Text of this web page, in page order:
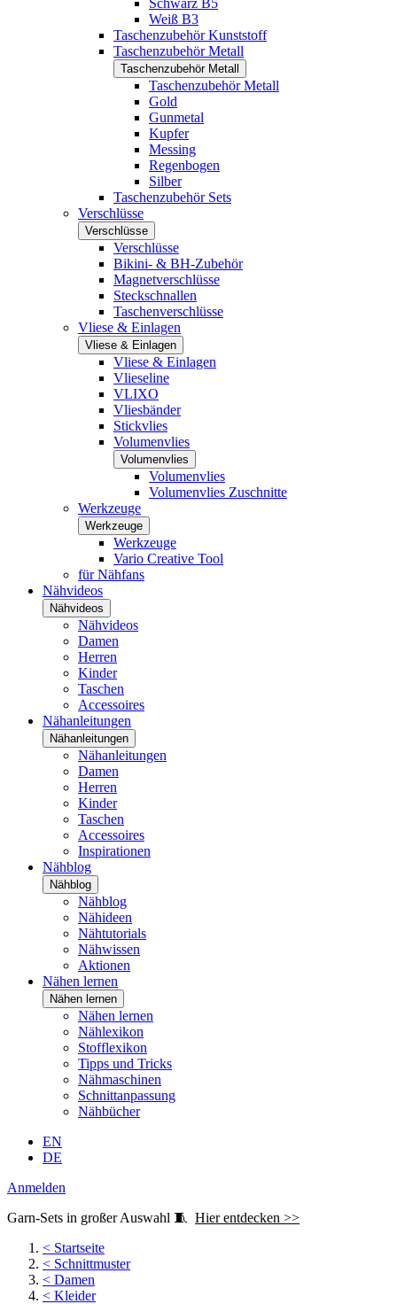
Schwarz B5
Weiß B3
Taschenzubehör Kunststoff
Taschenzubehör Metall
Taschenzubehör Metall
Taschenzubehör Metall
Gold
Gunmetal
Kupfer
Messing
Regenbogen
Silber
Taschenzubehör Sets
Verschlüsse
Verschlüsse
Verschlüsse
Bikini- & BH-Zubehör
Magnetverschlüsse
Steckschnallen
Taschenverschlüsse
Vliese & Einlagen
Vliese & Einlagen
Vliese & Einlagen
Vlieseline
VLIXO
Vliesbänder
Stickvlies
Volumenvlies
Volumenvlies
Volumenvlies
Volumenvlies Zuschnitte
Werkzeuge
Werkzeuge
Werkzeuge
Vario Creative Tool
für Nähfans
Nähvideos
Nähvideos
Nähvideos
Damen
Herren
Kinder
Taschen
Accessoires
Nähanleitungen
Nähanleitungen
Nähanleitungen
Damen
Herren
Kinder
Taschen
Accessoires
Inspirationen
Nähblog
Nähblog
Nähblog
Nähideen
Nähtutorials
Nähwissen
Aktionen
Nähen lernen
Nähen lernen
Nähen lernen
Nählexikon
Stofflexikon
Tipps und Tricks
Nähmaschinen
Schnittanpassung
Nähbücher
EN
DE
Anmelden
Garn-Sets in großer Auswahl 🧵 Hier entdecken >>
< Startseite
< Schnittmuster
< Damen
< Kleider